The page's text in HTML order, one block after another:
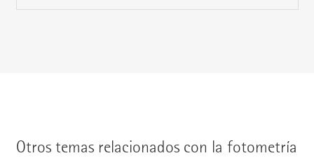
Otros temas relacionados con la fotometría